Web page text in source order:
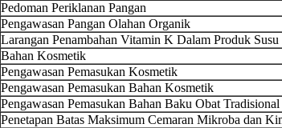
Pedoman Periklanan Pangan
Pengawasan Pangan Olahan Organik
Larangan Penambahan Vitamin K Dalam Produk Susu
Bahan Kosmetik
Pengawasan Pemasukan Kosmetik
Pengawasan Pemasukan Bahan Kosmetik
Pengawasan Pemasukan Bahan Baku Obat Tradisional
Penetapan Batas Maksimum Cemaran Mikroba dan